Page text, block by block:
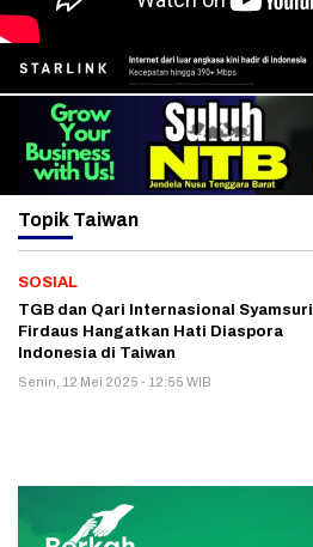
Topik Taiwan
SOSIAL
TGB dan Qari Internasional Syamsuri
Firdaus Hangatkan Hati Diaspora
Indonesia di Taiwan
Senin, 12 Mei 2025 - 12:55 WIB